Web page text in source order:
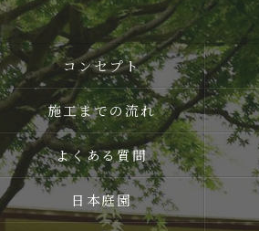
コンセプト
施工までの流れ
よくある質問
日本庭園